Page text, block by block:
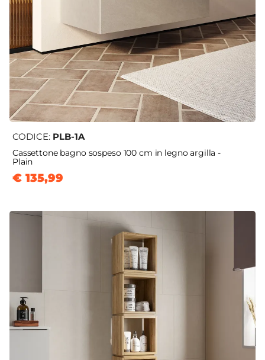
CODICE: PLB-1A
Cassettone bagno sospeso 100 cm in legno argilla -
Plain
€ 135,99